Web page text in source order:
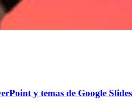
y temas de Google